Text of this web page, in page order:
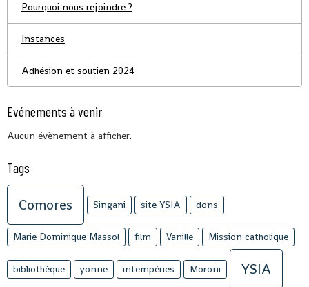
Pourquoi nous rejoindre ?
Instances
Adhésion et soutien 2024
Evénements à venir
Aucun évènement à afficher.
Tags
Comores Singani site YSIA dons
Marie Dominique Massol film Vanille Mission catholique
bibliothèque yonne intempéries Moroni YSIA